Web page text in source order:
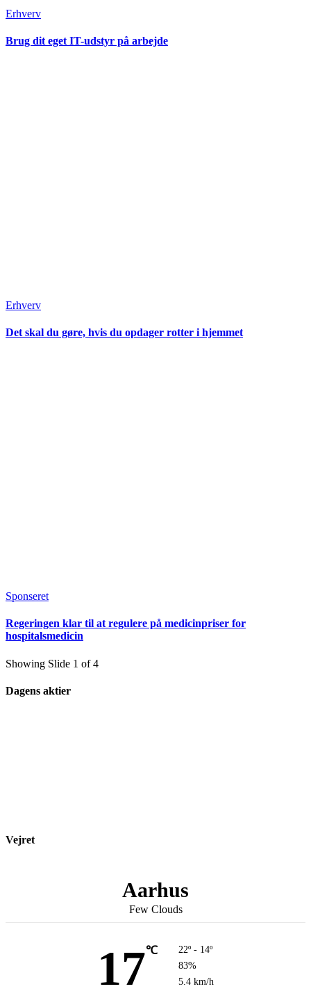
Erhverv
Brug dit eget IT-udstyr på arbejde
Erhverv
Det skal du gøre, hvis du opdager rotter i hjemmet
Sponseret
Regeringen klar til at regulere på medicinpriser for
hospitalsmedicin
Showing Slide 1 of 4
Dagens aktier
Vejret
Aarhus
Few Clouds
17℃
22º - 14º
83%
5.4 km/h